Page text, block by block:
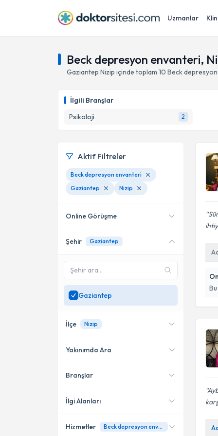
Uzmanlar
Beck depresyon envanteri,
Gaziantep Nizip içinde toplam 10 Beck
İlgili Branşlar
Psikoloji
2
Aktif Filtreler
Beck depresyon envanteri
Gaziantep
Nizip
Online Görüşme
Online danışmanlık sunan
SadeceGaziantep
bölgesinde uzman ara
Şehir Gaziantep
Gaziantep
İlçe Nizip
Nizip
Şahinbey
Yakınımda Ara
Konumuma yakın uzmanları
Branşlar
Psikoloji
İlgi Alanları
Hizmetler Beck depresyon envanteri